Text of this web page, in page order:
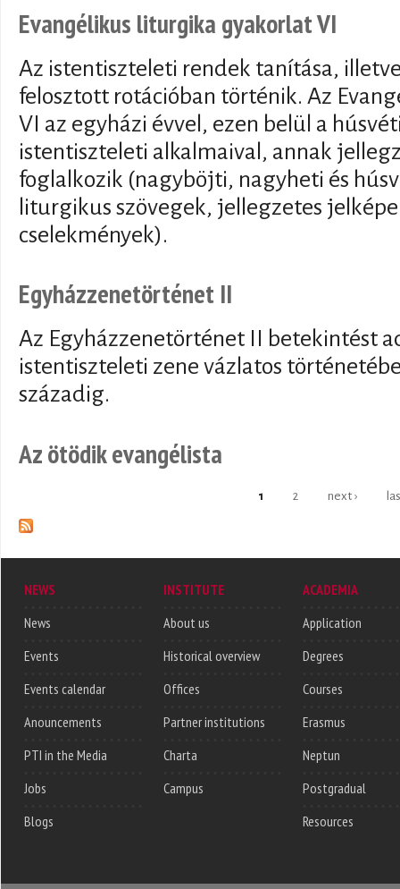
Evangélikus liturgika gyakorlat VI
Az istentiszteleti rendek tanítása,
felosztott rotációban történik. Az
VI az egyházi évvel, ezen belül a
istentiszteleti alkalmaival, annak
foglalkozik (nagyböjti, nagyheti és
liturgikus szövegek, jellegzetes
cselekmények).
Egyházzenetörténet II
Az Egyházzenetörténet II betekintést
istentiszteleti zene vázlatos
századig.
Az ötödik evangélista
1 2 next ›
NEWS
News
Events
Events calendar
Anouncements
PTI in the Media
Jobs
Blogs
INSTITUTE
About us
Historical overview
Offices
Partner institutions
Charta
Campus
ACADEMIA
Application
Degrees
Courses
Erasmus
Neptun
Postgradual
Resources